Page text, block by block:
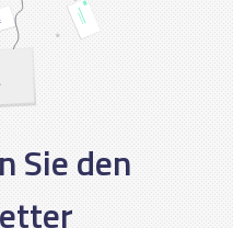
Sie den